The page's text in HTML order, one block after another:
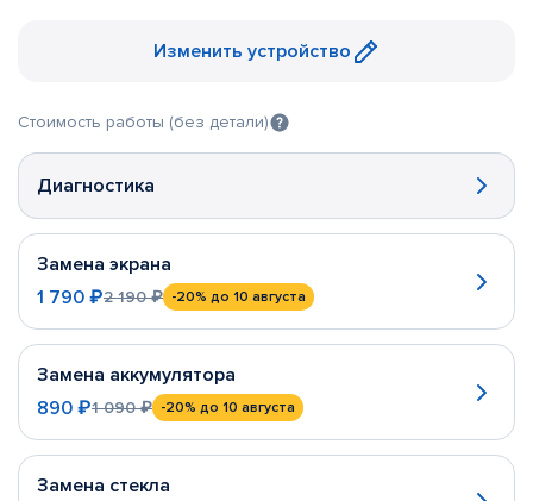
Изменить устройство
Стоимость работы (без детали)
Диагностика
Замена экрана
1 790 ₽2 190 ₽ -20% до 10 августа
Замена аккумулятора
890 ₽1 090 ₽ -20% до 10 августа
Замена стекла